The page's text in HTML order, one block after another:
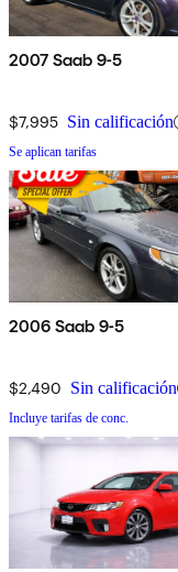
2007 Saab 9-5
$7,995 Sin calificación
Se aplican tarifas
2006 Saab 9-5
$2,490 Sin calificación
Incluye tarifas de conc.